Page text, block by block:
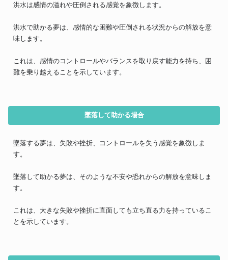
洪水は感情の溢れや圧倒される感覚を象徴します。
洪水で助かる夢は、感情的な困難や圧倒される状況からの解放を意
味します。
これは、感情のコントロールやバランスを取り戻す能力を持ち、困
難を乗り越えることを示しています。
墜落して助かる場合
墜落する夢は、失敗や挫折、コントロールを失う感覚を象徴しま
す。
墜落して助かる夢は、そのような不安や恐れからの解放を意味しま
す。
これは、大きな失敗や挫折に直面しても立ち直る力を持っているこ
とを示しています。